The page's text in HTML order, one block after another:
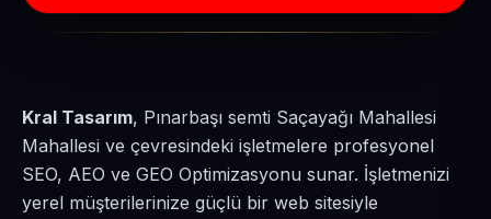
Kral Tasarım, Pınarbaşı semti Saçayağı Mahallesi
Mahallesi ve çevresindeki işletmelere profesyonel
SEO, AEO ve GEO Optimizasyonu sunar. İşletmenizi
yerel müşterilerinize güçlü bir web sitesiyle